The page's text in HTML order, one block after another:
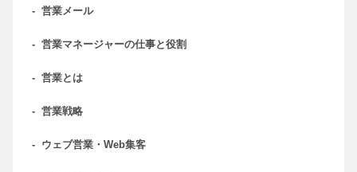
- 営業メール
- 営業マネージャーの仕事と役割
- 営業とは
- 営業戦略
- ウェブ営業・Web集客